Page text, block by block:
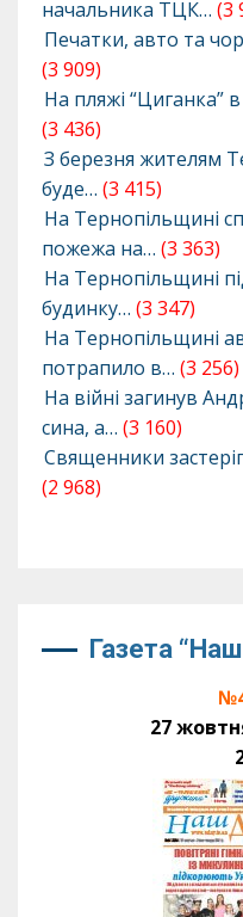
начальника ТЦК… (3
Печатки, авто та
(3 909)
На пляжі “Циганка”
(3 436)
З березня жителям
буде… (3 415)
На Тернопільщині
пожежа на… (3 363)
На Тернопільщині
будинку… (3 347)
На Тернопільщині
потрапило в… (3 256)
На війні загинув
сина, а… (3 160)
Священники
(2 968)
Газета
27